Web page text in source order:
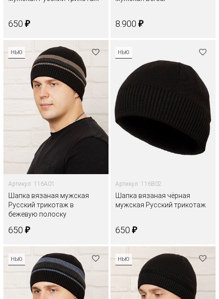
650 ₽ 8.900 ₽
НЬЮ
Артикул: 116A01
Шапка вязаная мужская
Русский трикотаж в
бежевую полоску
650 ₽
НЬЮ
Артикул: 116B02
Шапка вязаная чёрная
мужская Русский трикотаж
650 ₽
НЬЮ НЬЮ